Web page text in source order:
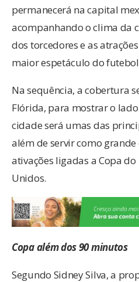
permanecerá na capital
acompanhando o clima da
dos torcedores e as
maior espetáculo do
Na sequência, a cobertura
Flórida, para mostrar o
cidade será umas das
além de servir como grande
ativações ligadas a Copa
Unidos.
Copa além dos 90 minutos
Segundo Sidney Silva, a